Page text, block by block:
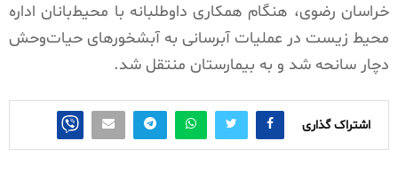
خراسان رضوی، هنگام همکاری داوطلبانه با محیط‌بانان اداره
محیط زیست در عملیات آبرسانی به آبشخورهای حیات‌وحش
دچار سانحه شد و به بیمارستان منتقل شد.
اشتراک گذاری